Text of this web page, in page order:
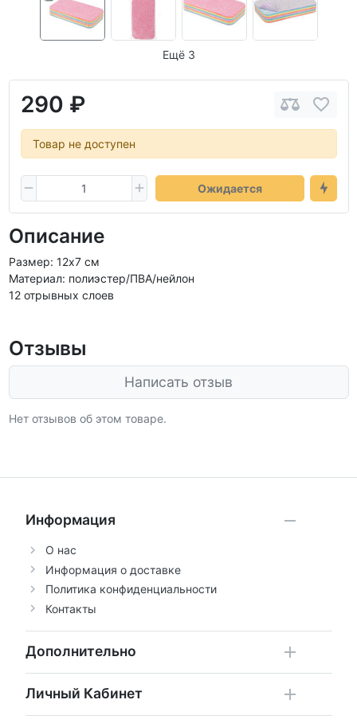
Ещё 3
290 ₽
Товар не доступен
Ожидается
Описание
Размер: 12х7 см
Материал: полиэстер/ПВА/нейлон
12 отрывных слоев
Отзывы
Написать отзыв
Нет отзывов об этом товаре.
Информация
О нас
Информация о доставке
Политика конфиденциальности
Контакты
Дополнительно
Личный Кабинет